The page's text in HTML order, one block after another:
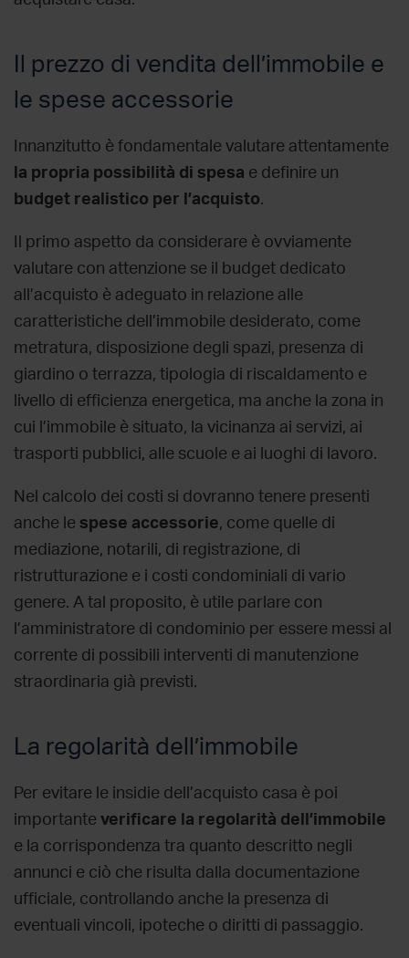
Il prezzo di vendita dell’immobile e
le spese accessorie
Innanzitutto è fondamentale valutare attentamente
la propria possibilità di spesa e definire un
budget realistico per l’acquisto.
Il primo aspetto da considerare è ovviamente
valutare con attenzione se il budget dedicato
all’acquisto è adeguato in relazione alle
caratteristiche dell’immobile desiderato, come
metratura, disposizione degli spazi, presenza di
giardino o terrazza, tipologia di riscaldamento e
livello di efficienza energetica, ma anche la zona in
cui l’immobile è situato, la vicinanza ai servizi, ai
trasporti pubblici, alle scuole e ai luoghi di lavoro.
Nel calcolo dei costi si dovranno tenere presenti
anche le spese accessorie, come quelle di
mediazione, notarili, di registrazione, di
ristrutturazione e i costi condominiali di vario
genere. A tal proposito, è utile parlare con
l’amministratore di condominio per essere messi al
corrente di possibili interventi di manutenzione
straordinaria già previsti.
La regolarità dell’immobile
Per evitare le insidie dell’acquisto casa è poi
importante verificare la regolarità dell’immobile
e la corrispondenza tra quanto descritto negli
annunci e ciò che risulta dalla documentazione
ufficiale, controllando anche la presenza di
eventuali vincoli, ipoteche o diritti di passaggio.